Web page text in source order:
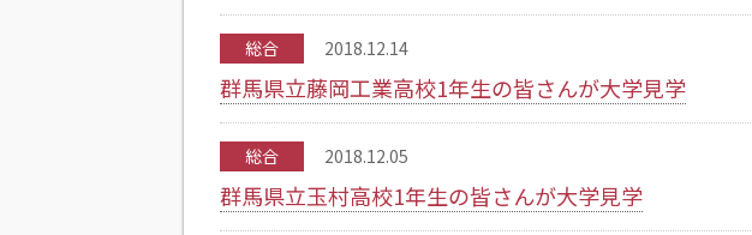
総合 2018.12.14
群馬県立藤岡工業高校1年生の皆さんが大学見学
総合 2018.12.05
群馬県立玉村高校1年生の皆さんが大学見学